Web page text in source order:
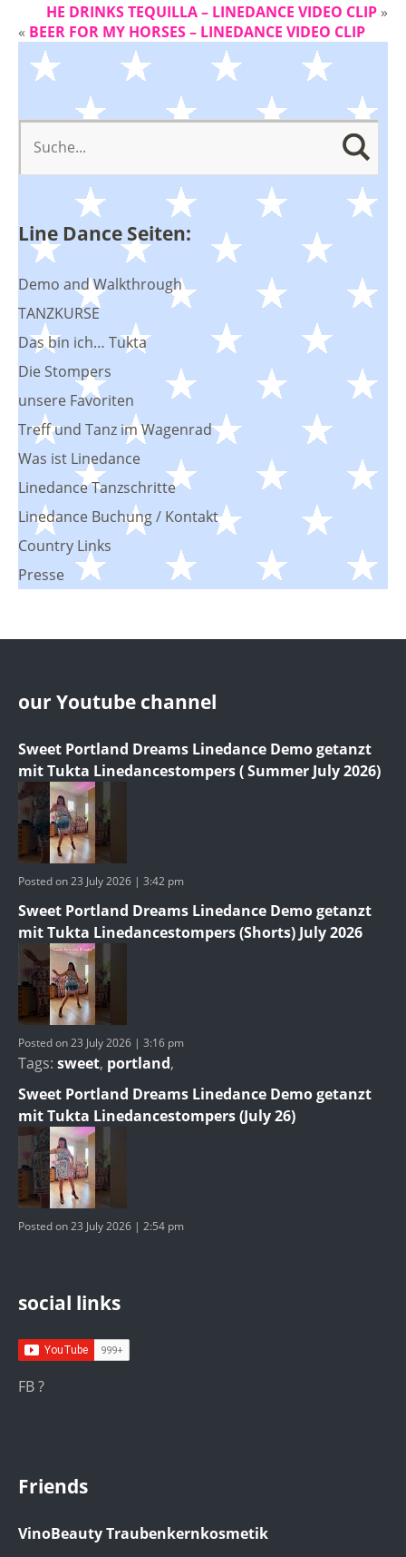
HE DRINKS TEQUILLA – LINEDANCE VIDEO CLIP »
« BEER FOR MY HORSES – LINEDANCE VIDEO CLIP
Line Dance Seiten:
Demo and Walkthrough
TANZKURSE
Das bin ich… Tukta
Die Stompers
unsere Favoriten
Treff und Tanz im Wagenrad
Was ist Linedance
Linedance Tanzschritte
Linedance Buchung / Kontakt
Country Links
Presse
our Youtube channel
Sweet Portland Dreams Linedance Demo getanzt
mit Tukta Linedancestompers ( Summer July 2026)
Posted on 23 July 2026 | 3:42 pm
Sweet Portland Dreams Linedance Demo getanzt
mit Tukta Linedancestompers (Shorts) July 2026
Posted on 23 July 2026 | 3:16 pm
Tags: sweet, portland,
Sweet Portland Dreams Linedance Demo getanzt
mit Tukta Linedancestompers (July 26)
Posted on 23 July 2026 | 2:54 pm
social links
FB ?
Friends
VinoBeauty Traubenkernkosmetik